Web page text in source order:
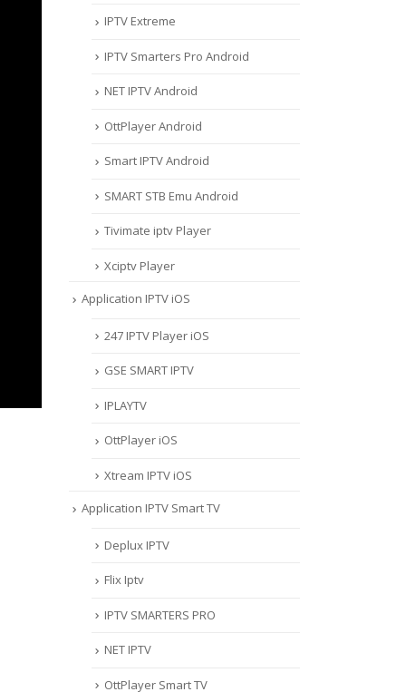
IPTV Extreme
IPTV Smarters Pro Android
NET IPTV Android
OttPlayer Android
Smart IPTV Android
SMART STB Emu Android
Tivimate iptv Player
Xciptv Player
Application IPTV iOS
247 IPTV Player iOS
‎GSE SMART IPTV
IPLAYTV
OttPlayer iOS
Xtream IPTV iOS
Application IPTV Smart TV
Deplux IPTV
Flix Iptv
IPTV SMARTERS PRO
NET IPTV
OttPlayer Smart TV